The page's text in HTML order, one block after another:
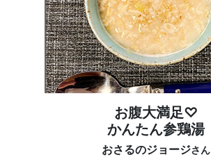
お腹大満足♡
かんたん参鶏湯
おさるのジョージさん